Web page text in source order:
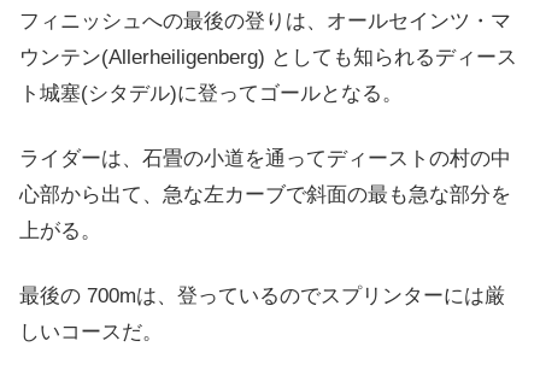
フィニッシュへの最後の登りは、オールセインツ・マ
ウンテン(Allerheiligenberg) としても知られるディース
ト城塞(シタデル)に登ってゴールとなる。
ライダーは、石畳の小道を通ってディーストの村の中
心部から出て、急な左カーブで斜面の最も急な部分を
上がる。
最後の 700mは、登っているのでスプリンターには厳
しいコースだ。